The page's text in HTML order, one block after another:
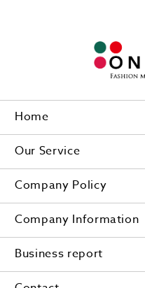
Home
Our Service
Company Policy
Company Information
Business report